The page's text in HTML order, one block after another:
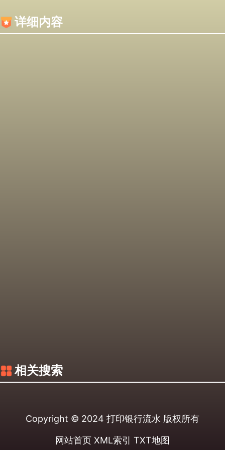
详细内容
相关搜索
Copyright © 2024 打印银行流水 版权所有
网站首页 XML索引 TXT地图